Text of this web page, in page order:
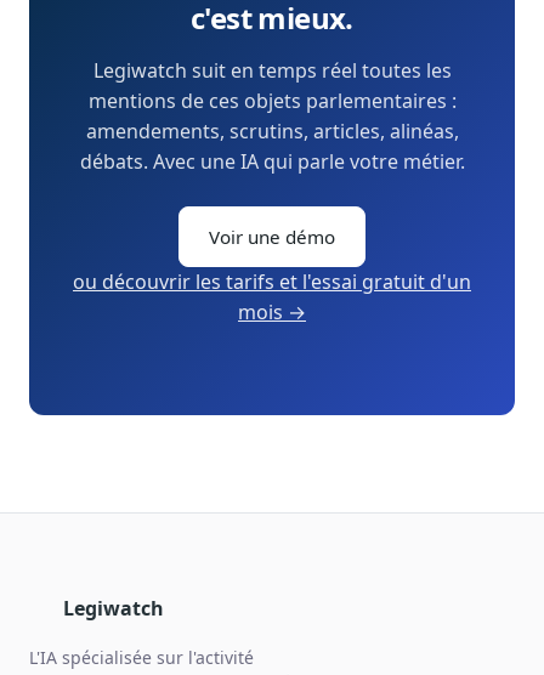
c'est mieux.
Legiwatch suit en temps réel toutes les
mentions de ces objets parlementaires :
amendements, scrutins, articles, alinéas,
débats. Avec une IA qui parle votre métier.
Voir une démo
ou découvrir les tarifs et l'essai gratuit d'un
mois →
Legiwatch
L'IA spécialisée sur l'activité